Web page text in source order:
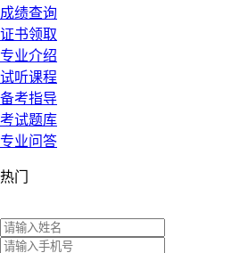
成绩查询
证书领取
专业介绍
试听课程
备考指导
考试题库
专业问答
热门